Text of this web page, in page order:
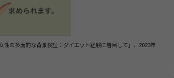
性の多面的な背景検証：ダイエット経験に着目して」、2023年